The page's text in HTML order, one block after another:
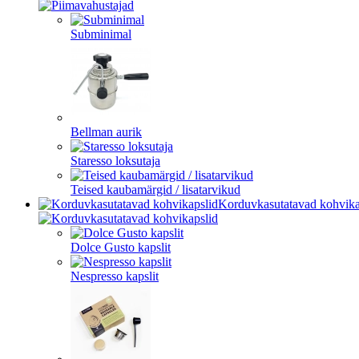
Subminimal
Bellman aurik
Staresso loksutaja
Teised kaubamärgid / lisatarvikud
Korduvkasutatavad
Dolce Gusto kapslit
Nespresso kapslit